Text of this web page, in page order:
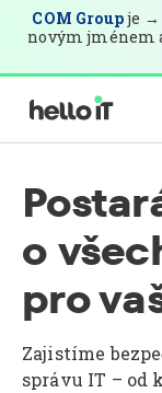
COM Groupje →
novým jménem
o
pro
Zajistíme
správu IT – od